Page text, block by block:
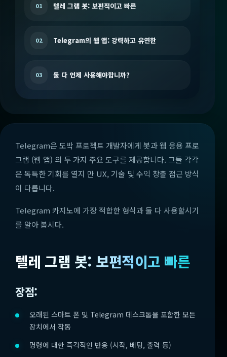
01 텔레 그램 봇: 보편적이고 빠른
02 Telegram의 웹 앱: 강력하고 유연한
03 둘 다 언제 사용해야합니까?
Telegram은 도박 프로젝트 개발자에게 봇과 웹 응용 프로
그램 (웹 앱) 의 두 가지 주요 도구를 제공합니다. 그들 각각
은 독특한 기회를 열지 만 UX, 기술 및 수익 창출 접근 방식
이 다릅니다.
Telegram 카지노에 가장 적합한 형식과 둘 다 사용할시기
를 알아 봅시다.
텔레 그램 봇: 보편적이고 빠른
장점:
오래된 스마트 폰 및 Telegram 데스크톱을 포함한 모든
장치에서 작동
명령에 대한 즉각적인 반응 (시작, 베팅, 출력 등)